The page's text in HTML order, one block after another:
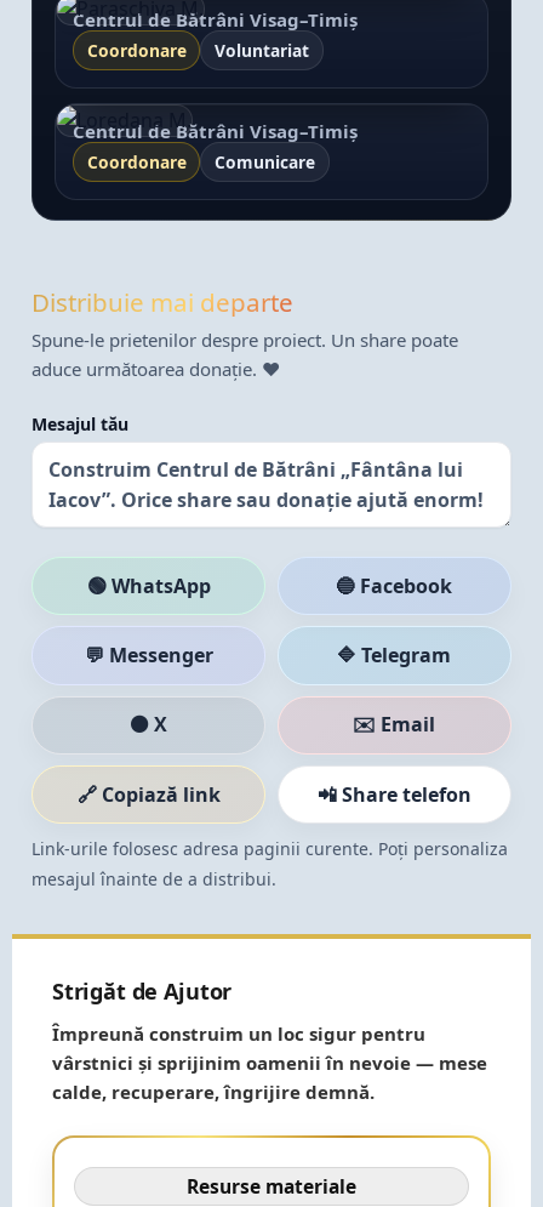
Centrul de Bătrâni Visag–Timiș
Coordonare Voluntariat
Echipă
Vicepreședinte — Loredana M.
Centrul de Bătrâni Visag–Timiș
Coordonare Comunicare
Distribuie mai departe
Spune-le prietenilor despre proiect. Un share poate
aduce următoarea donație. ❤️
Mesajul tău
🟢 WhatsApp 🔵 Facebook
💬 Messenger 🔷 Telegram
⚫ X ✉️ Email
🔗 Copiază link 📲 Share telefon
Link-urile folosesc adresa paginii curente. Poți personaliza
mesajul înainte de a distribui.
Strigăt de Ajutor
Împreună construim un loc sigur pentru
vârstnici și sprijinim oamenii în nevoie — mese
calde, recuperare, îngrijire demnă.
Resurse materiale